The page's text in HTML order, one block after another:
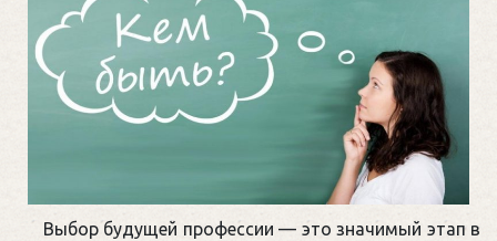
Выбор будущей профессии — это значимый этап в